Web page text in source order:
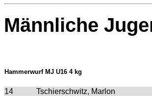
Männliche
Hammerwurf MJ U16 4 kg
14 Tschierschwitz, Marlon